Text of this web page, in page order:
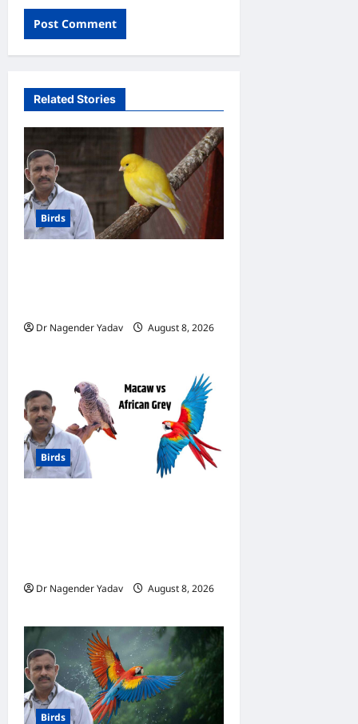
Related Stories
Birds
Dr Nagender Yadav
August 8, 2026
Birds
Dr Nagender Yadav
August 8, 2026
Birds